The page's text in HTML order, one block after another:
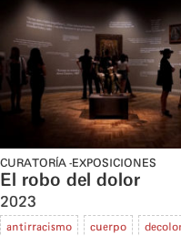
CURATORÍA EXPOSICIONES
El robo del dolor
2023
antirracismo cuerpo